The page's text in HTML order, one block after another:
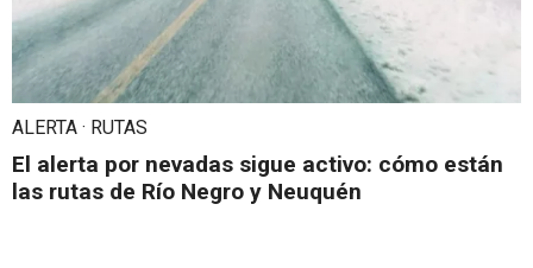
ALERTA · RUTAS
El alerta por nevadas sigue activo: cómo están
las rutas de Río Negro y Neuquén